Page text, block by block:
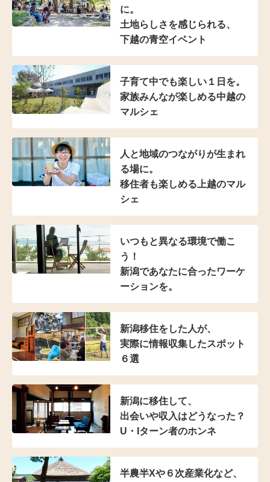
に。
土地らしさを感じられる、
下越の青空イベント
子育て中でも楽しい１日を。
家族みんなが楽しめる中越の
マルシェ
人と地域のつながりが生まれ
る場に。
移住者も楽しめる上越のマル
シェ
いつもと異なる環境で働こ
う！
新潟であなたに合ったワーケ
ーションを。
新潟移住をした人が、
実際に情報収集したスポット
６選
新潟に移住して、
出会いや収入はどうなった？
U・Iターン者のホンネ
半農半Xや６次産業化など、